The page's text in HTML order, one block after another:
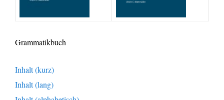
Grammatikbuch
Inhalt (kurz)
Inhalt (lang)